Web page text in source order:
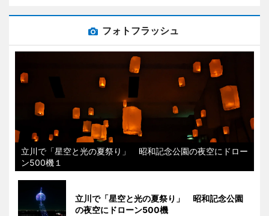
フォトフラッシュ
立川で「星空と光の夏祭り」 昭和記念公園の夜空にドロー
ン500機１
立川で「星空と光の夏祭り」 昭和記念公園
の夜空にドローン500機